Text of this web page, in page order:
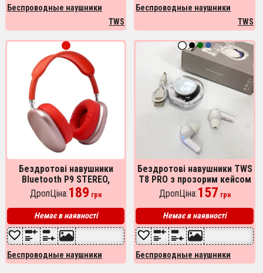
Беспроводные наушники
TWS
Беспроводные наушники
TWS
Бездротові навушники
Bluetooth P9 STEREO,
Бездротові bluetooth
earphones. Колір: червоний
ДропЦіна:189 грн
Немає в наявності
Беспроводные наушники
Бездротові навушники TWS
T8 PRO з прозорим кейсом
Вакуумний LED дисплей
Bluetooth 5.3. Колір: білий
ДропЦіна:157 грн
Немає в наявності
Беспроводные наушники